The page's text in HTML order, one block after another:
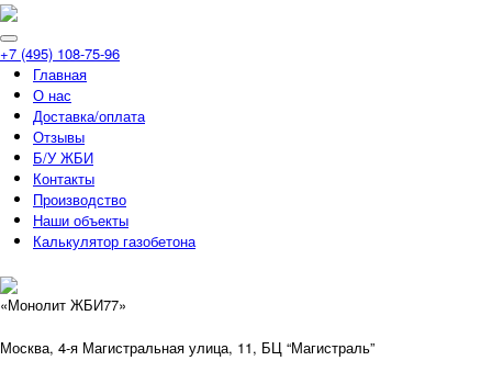
+7 (495) 108-75-96
Главная
О нас
Доставка/оплата
Отзывы
Б/У ЖБИ
Контакты
Производство
Наши объекты
Калькулятор газобетона
«Монолит ЖБИ77»
Москва, 4-я Магистральная улица, 11, ​БЦ “Магистраль”